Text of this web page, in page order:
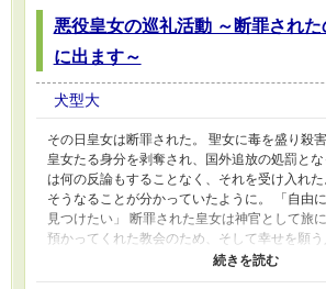
悪役皇女の巡礼活動 ～断罪され
に出ます～
犬型大
その日皇女は断罪された。 聖女に毒を盛り殺
皇女たる身分を剥奪され、国外追放の処罰と
は何の反論もすることなく、それを受け入れ
そうなることが分かっていたように。 「自由
見つけたい」 断罪された皇女は神官として旅
預かってくれた教会のため、そして幸せを願
行いながら自分の幸せを見つけるための旅。
変な男キリアン。 善きことをするのだと言い